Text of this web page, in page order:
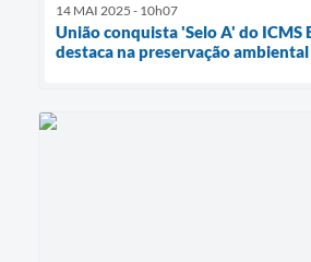
14 MAI 2025 - 10h07
União conquista 'Selo A' do ICMS
destaca na preservação ambiental